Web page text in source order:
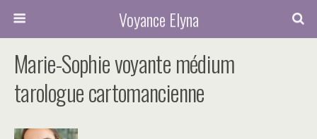
Voyance Elyna
Marie-Sophie voyante médium
tarologue cartomancienne